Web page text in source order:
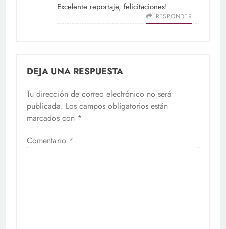
Excelente reportaje, felicitaciones!
RESPONDER
DEJA UNA RESPUESTA
Tu dirección de correo electrónico no será
publicada. Los campos obligatorios están
marcados con *
Comentario *